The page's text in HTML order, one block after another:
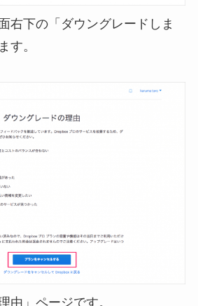
右下の「ダウングレードしま
す。
由」ページです。